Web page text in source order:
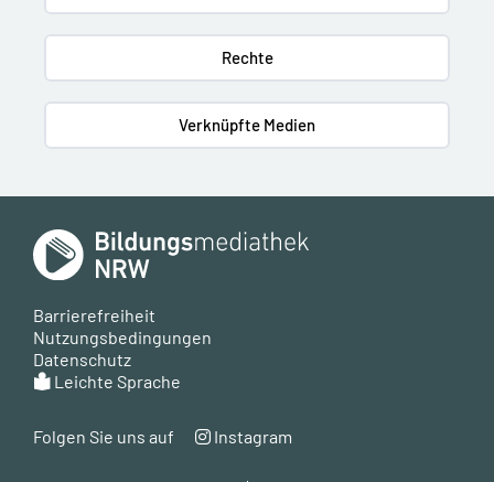
Rechte
Verknüpfte Medien
Barrierefreiheit
Nutzungsbedingungen
Datenschutz
Leichte Sprache
Folgen Sie uns auf Instagram